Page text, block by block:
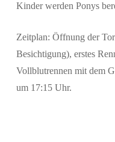
Kinder werden Ponys
Zeitplan: Öffnung der
Besichtigung), erstes
Vollblutrennen mit dem
um 17:15 Uhr.